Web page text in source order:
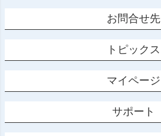
お問合せ先
トピックス
マイページ
サポート